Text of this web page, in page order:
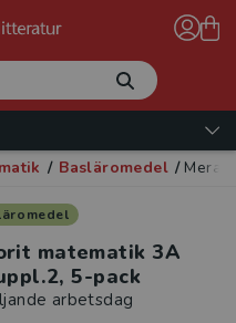
/ Basläromedel / Mera
matematik 3A
5-pack
arbetsdag